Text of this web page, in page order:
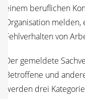
einem beruf­li­chen
Orga­ni­sa­ti­on
Fehl­ver­hal­ten von
Der gemel­de­te
Betrof­fe­ne und
wer­den drei